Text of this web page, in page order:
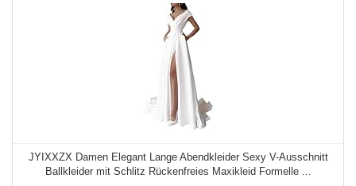
JYIXXZX Damen Elegant Lange Abendkleider Sexy V-Ausschnitt
Ballkleider mit Schlitz Rückenfreies Maxikleid Formelle ...